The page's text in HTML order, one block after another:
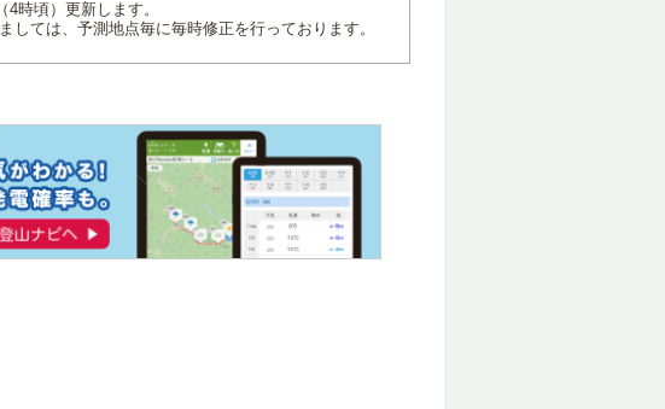
時頃）更新します。
ては、予測地点毎に毎時修正を行っております。